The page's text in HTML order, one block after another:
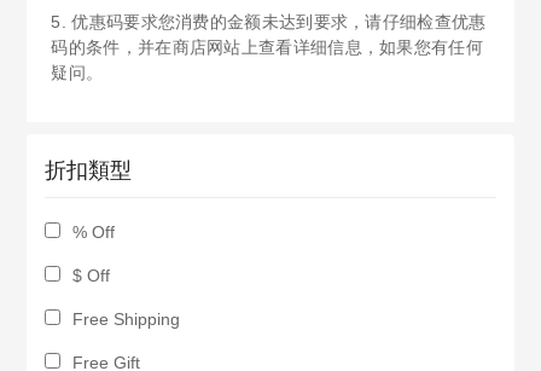
5. 优惠码要求您消费的金额未达到要求，请仔细检查优惠
码的条件，并在商店网站上查看详细信息，如果您有任何
疑问。
折扣類型
% Off
$ Off
Free Shipping
Free Gift